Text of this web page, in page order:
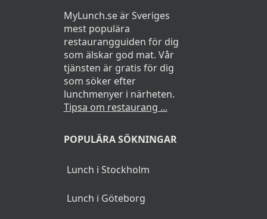
MyLunch.se är Sveriges
mest populära
restaurangguiden för dig
som älskar god mat. Vår
tjänsten är gratis för dig
som söker efter
lunchmenyer i närheten.
Tipsa om restaurang ...
POPULÄRA SÖKNINGAR
Lunch i Stockholm
Lunch i Göteborg